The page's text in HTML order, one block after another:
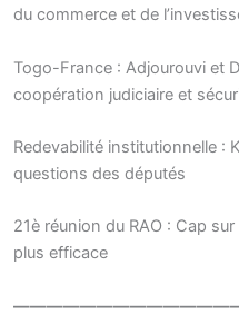
du commerce et de
Togo-France : Adjourouvi et
coopération judiciaire et
Redevabilité institutionnelle :
questions des députés
21è réunion du RAO : Cap
plus efficace